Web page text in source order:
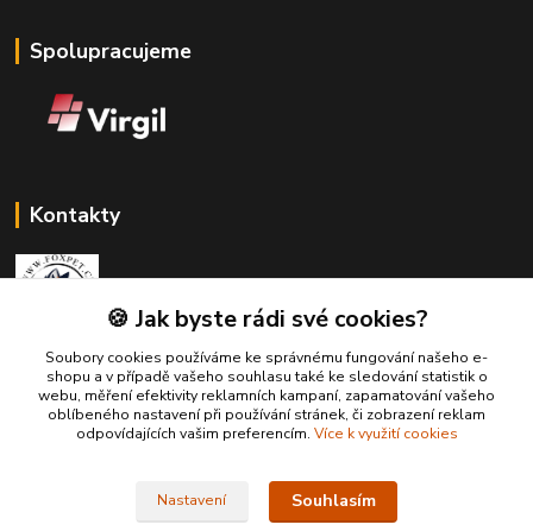
Spolupracujeme
Kontakty
Zákaznická podpora Fox Pet
+420731765216
(Po-Pá, 10-14 hod.)
🍪 Jak byste rádi své cookies?
Soubory cookies používáme ke správnému fungování našeho e-
shopu a v případě vašeho souhlasu také ke sledování statistik o
webu, měření efektivity reklamních kampaní, zapamatování vašeho
oblíbeného nastavení při používání stránek, či zobrazení reklam
odpovídajících vašim preferencím. Více k využití cookies
Nastavení Souhlasím